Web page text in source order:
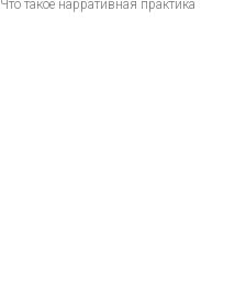
Что такое нарративная практика